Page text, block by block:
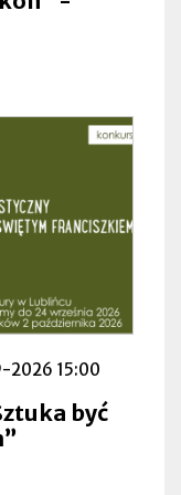
2026 15:00
być